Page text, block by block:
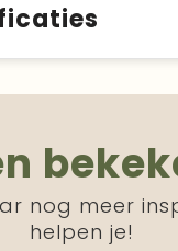
nog meer
helpen je!